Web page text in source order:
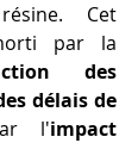
Cet
des
délais de
l'impact